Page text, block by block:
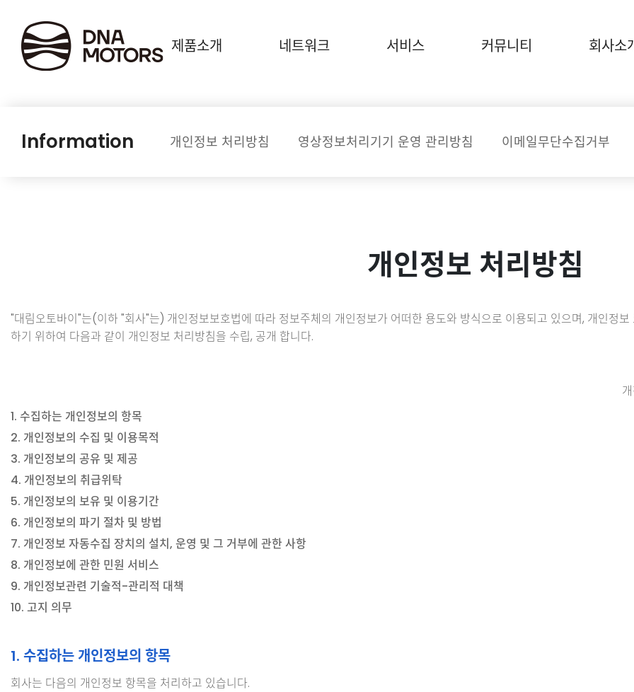
제품소개 네트워크 서비스 커뮤니티 회사소
Information 개인정보 처리방침 영상정보처리기기 운영 관리방침 이메일무단수집거부
개인정보 처리방침
"대림오토바이"는(이하 "회사"는) 개인정보보호법에 따라 정보주체의 개인정보가 어떠한 용도와 방식으로 이용되고 있으며, 개인정
하기 위하여 다음과 같이 개인정보 처리방침을 수립, 공개 합니다.
1. 수집하는 개인정보의 항목
2. 개인정보의 수집 및 이용목적
3. 개인정보의 공유 및 제공
4. 개인정보의 취급위탁
5. 개인정보의 보유 및 이용기간
6. 개인정보의 파기 절차 및 방법
7. 개인정보 자동수집 장치의 설치, 운영 및 그 거부에 관한 사항
8. 개인정보에 관한 민원 서비스
9. 개인정보관련 기술적-관리적 대책
10. 고지 의무
1. 수집하는 개인정보의 항목
회사는 다음의 개인정보 항목을 처리하고 있습니다.